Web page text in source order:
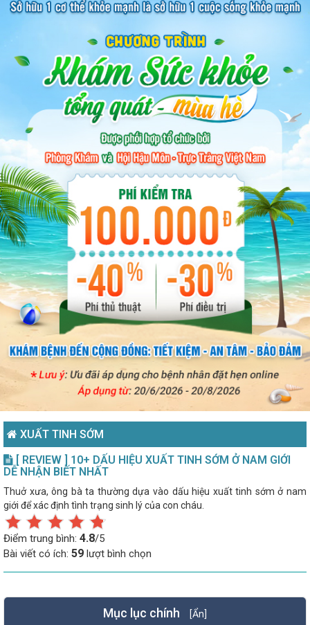
XUẤT TINH SỚM
[ REVIEW ] 10+ DẤU HIỆU XUẤT TINH SỚM Ở NAM GIỚI
DỄ NHẬN BIẾT NHẤT
Thuở xưa, ông bà ta thường dựa vào dấu hiệu xuất tinh sớm ở nam
giới để xác định tình trạng sinh lý của con cháu.
Điểm trung bình: 4.8/5
Bài viết có ích: 59 lượt bình chọn
Mục lục chính [Ẩn]